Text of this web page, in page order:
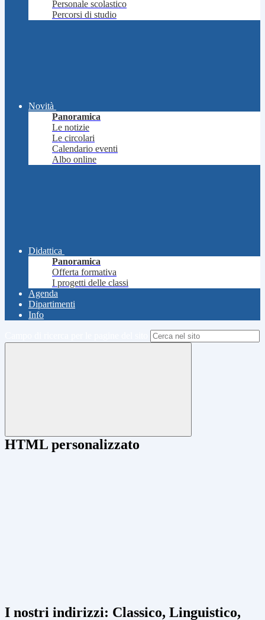
Personale scolastico
Percorsi di studio
Novità
Panoramica
Le notizie
Le circolari
Calendario eventi
Albo online
Didattica
Panoramica
Offerta formativa
I progetti delle classi
Agenda
Dipartimenti
Info
HTML personalizzato
I nostri indirizzi: Classico, Linguistico,